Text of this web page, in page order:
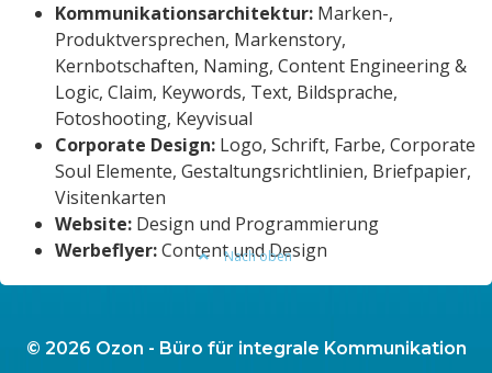
Kommunikationsarchitektur: Marken-,
Produktversprechen, Markenstory,
Kernbotschaften, Naming, Content Engineering &
Logic, Claim, Keywords, Text, Bildsprache,
Fotoshooting, Keyvisual
Corporate Design: Logo, Schrift, Farbe, Corporate
Soul Elemente, Gestaltungsrichtlinien, Briefpapier,
Visitenkarten
Website: Design und Programmierung
Werbeflyer:Content und Design
Nach oben
© 2026 Ozon - Büro für integrale Kommunikation